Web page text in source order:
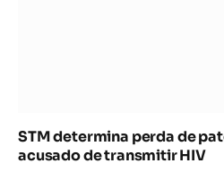
STM determina perda de
acusado de transmitir HIV